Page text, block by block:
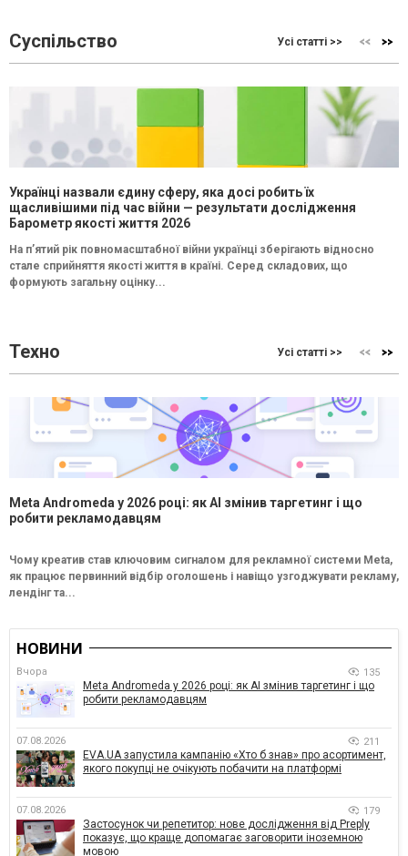
Суспільство Усі статті >>
Українці назвали єдину сферу, яка досі робить їх
щасливішими під час війни — результати дослідження
Барометр якості життя 2026
На п’ятий рік повномасштабної війни українці зберігають відносно
стале сприйняття якості життя в країні. Серед складових, що
формують загальну оцінку...
Техно Усі статті >>
Meta Andromeda у 2026 році: як AI змінив таргетинг і що
робити рекламодавцям
Чому креатив став ключовим сигналом для рекламної системи Meta,
як працює первинний відбір оголошень і навіщо узгоджувати рекламу,
лендінг та...
НОВИНИ
Вчора 135
Meta Andromeda у 2026 році: як AI змінив таргетинг і що
робити рекламодавцям
07.08.2026 211
EVA.UA запустила кампанію «Хто б знав» про асортимент,
якого покупці не очікують побачити на платформі
07.08.2026 179
Застосунок чи репетитор: нове дослідження від Preply
показує, що краще допомагає заговорити іноземною
мовою